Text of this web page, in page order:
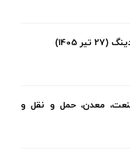
1405)
معدن، حمل و نقل و